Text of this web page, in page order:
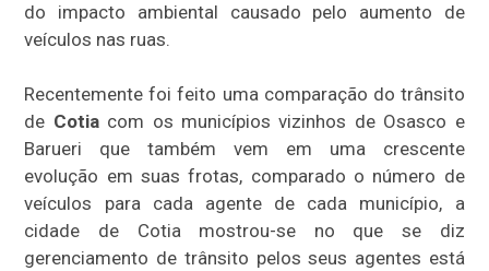
do impacto ambiental causado pelo aumento de
veículos nas ruas.
Recentemente foi feito uma comparação do trânsito
de Cotiacom os municípios vizinhos de Osasco e
Barueri que também vem em uma crescente
evolução em suas frotas, comparado o número de
veículos para cada agente de cada município, a
cidade de Cotia mostrou-se no que se diz
gerenciamento de trânsito pelos seus agentes está